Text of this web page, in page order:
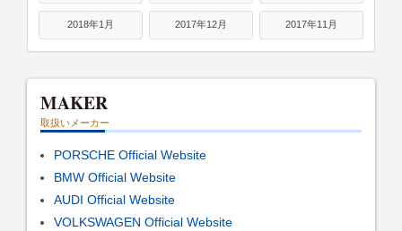
2018年1月 2017年12月 2017年11月
MAKER
取扱いメーカー
PORSCHE Official Website
BMW Official Website
AUDI Official Website
VOLKSWAGEN Official Website